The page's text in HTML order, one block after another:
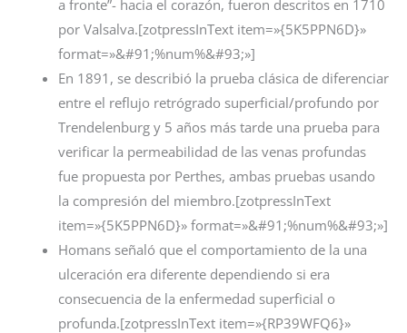
a fronte”- hacia el corazón, fueron descritos en 1710
por Valsalva.[zotpressInText item=»{5K5PPN6D}»
format=»&#91;%num%&#93;»]
En 1891, se describió la prueba clásica de diferenciar
entre el reflujo retrógrado superficial/profundo por
Trendelenburg y 5 años más tarde una prueba para
verificar la permeabilidad de las venas profundas
fue propuesta por Perthes, ambas pruebas usando
la compresión del miembro.[zotpressInText
item=»{5K5PPN6D}» format=»&#91;%num%&#93;»]
Homans señaló que el comportamiento de la una
ulceración era diferente dependiendo si era
consecuencia de la enfermedad superficial o
profunda.[zotpressInText item=»{RP39WFQ6}»